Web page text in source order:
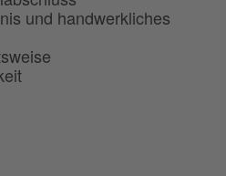
und handwerkliches